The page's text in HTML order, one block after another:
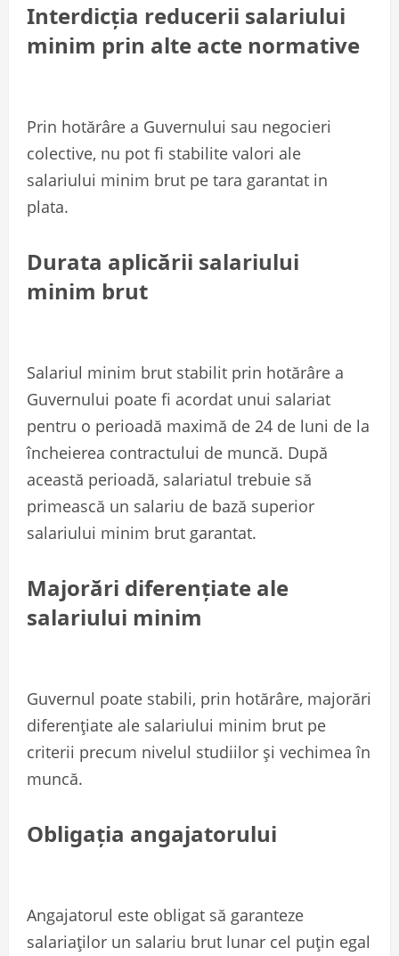
Interdicția reducerii salariului
minim prin alte acte normative
Prin hotărâre a Guvernului sau negocieri
colective, nu pot fi stabilite valori ale
salariului minim brut pe tara garantat in
plata.
Durata aplicării salariului
minim brut
Salariul minim brut stabilit prin hotărâre a
Guvernului poate fi acordat unui salariat
pentru o perioadă maximă de 24 de luni de la
încheierea contractului de muncă. După
această perioadă, salariatul trebuie să
primească un salariu de bază superior
salariului minim brut garantat.
Majorări diferențiate ale
salariului minim
Guvernul poate stabili, prin hotărâre, majorări
diferențiate ale salariului minim brut pe
criterii precum nivelul studiilor și vechimea în
muncă.
Obligația angajatorului
Angajatorul este obligat să garanteze
salariaților un salariu brut lunar cel puțin egal